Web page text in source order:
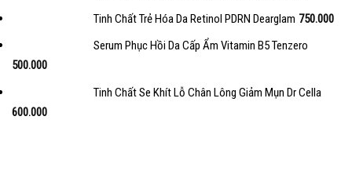
Tinh Chất Trẻ Hóa Da Retinol PDRN Dearglam 750.000
Serum Phục Hồi Da Cấp Ẩm Vitamin B5 Tenzero
500.000
Tinh Chất Se Khít Lỗ Chân Lông Giảm Mụn Dr Cella
600.000